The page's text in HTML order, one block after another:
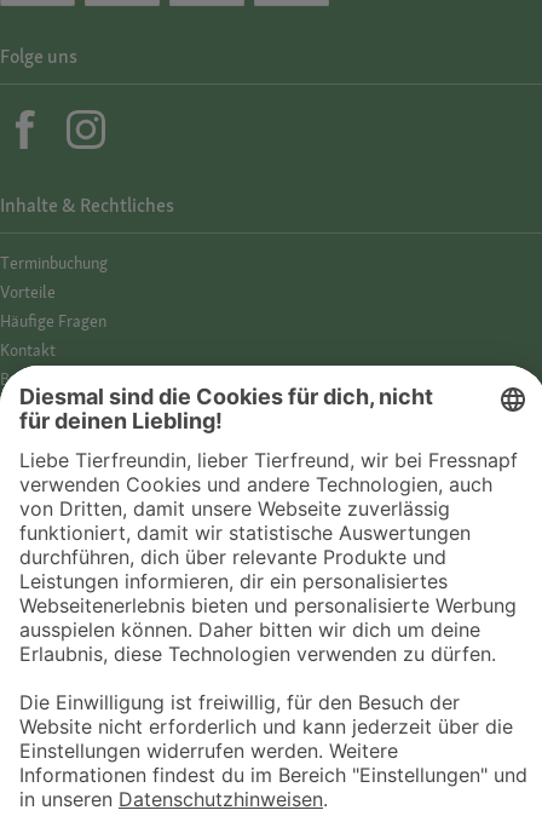
© 2026 Fressnapf Tiernahrungs GmbH
Westpreußenstraße 32-38
47809 Krefeld
Inhalte & Rechtliches
Termin­buchung
Vorteile
Häufige Fragen
Kontakt
Barrierefreiheit
Impressum
Datenschutz­hinweise
Cookies
AGB
Entdecke Fressnapf
Tierversicherung
GPS-Tracker
Fressnapf Salon
Online-Shop
Folge uns